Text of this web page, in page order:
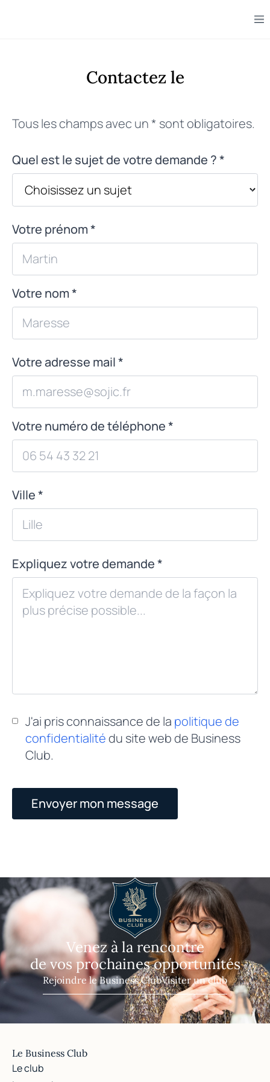
Contactez le
Tous les champs avec un * sont obligatoires.
Quel est le sujet de votre demande ? *
Votre prénom *
Votre nom *
Votre adresse mail *
Votre numéro de téléphone *
Ville *
Expliquez votre demande *
J'ai pris connaissance de la politique de
confidentialitédu site web de Business
Club.
Envoyer mon message
Venez à la rencontre
de vos prochaines opportunités
Rejoindre le Business ClubVisiter un club
Le Business Club
Le club